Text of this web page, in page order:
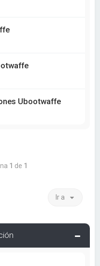
Ubootwaffe
1 de 1
Ir a